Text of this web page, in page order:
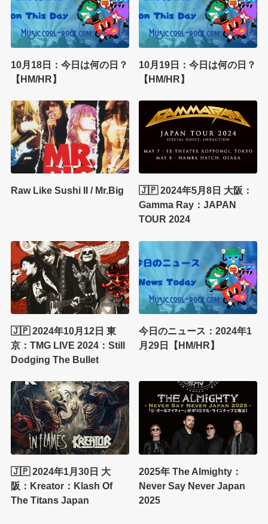
10月18日：今日は何の日？
【HM/HR】
10月19日：今日は何の日？
【HM/HR】
Raw Like Sushi II / Mr.Big
🇯🇵 2024年5月8日 大阪：
Gamma Ray：JAPAN
TOUR 2024
🇯🇵 2024年10月12日 東
京：TMG LIVE 2024：Still
Dodging The Bullet
今日のニュース：2024年1
月29日【HM/HR】
🇯🇵 2024年1月30日 大
阪：Kreator：Klash Of
The Titans Japan
2025年 The Almighty：
Never Say Never Japan
2025